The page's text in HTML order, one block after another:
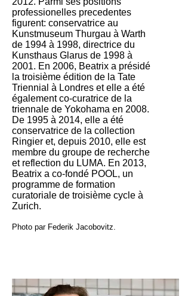
professionelles precedentes
figurent: conservatrice au
Kunstmuseum Thurgau à Warth
de 1994 à 1998, directrice du
Kunsthaus Glarus de 1998 à
2001. En 2006, Beatrix a présidé
la troisième édition de la Tate
Triennial à Londres et elle a été
également co-curatrice de la
triennale de Yokohama en 2008.
De 1995 à 2014, elle a été
conservatrice de la collection
Ringier et, depuis 2010, elle est
membre du groupe de recherche
et reflection du LUMA. En 2013,
Beatrix a co-fondé POOL, un
programme de formation
curatoriale de troisième cycle à
Zurich.
Photo par Federik Jacobovitz.